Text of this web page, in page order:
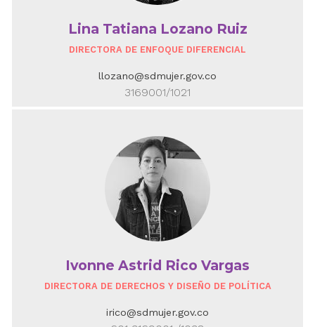
Ivonne Astrid Rico Vargas
DIRECTORA DE DERECHOS Y DISEÑO DE POLÍTICA
irico@sdmujer.gov.co
Lina Tatiana Lozano Ruiz
DIRECTORA DE ENFOQUE DIFERENCIAL
llozano@sdmujer.gov.co
3169001/1021